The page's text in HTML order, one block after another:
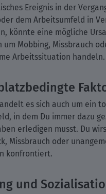
Ereignis in der
dem Arbeitsumfeld in
könnte eine mögliche
um Mobbing, Missbrauch
Arbeitssituation handeln.
es sich auch um ein
in dem Du immer dazu
erledigen musst. Du
Missbrauch oder
konfrontiert.
und